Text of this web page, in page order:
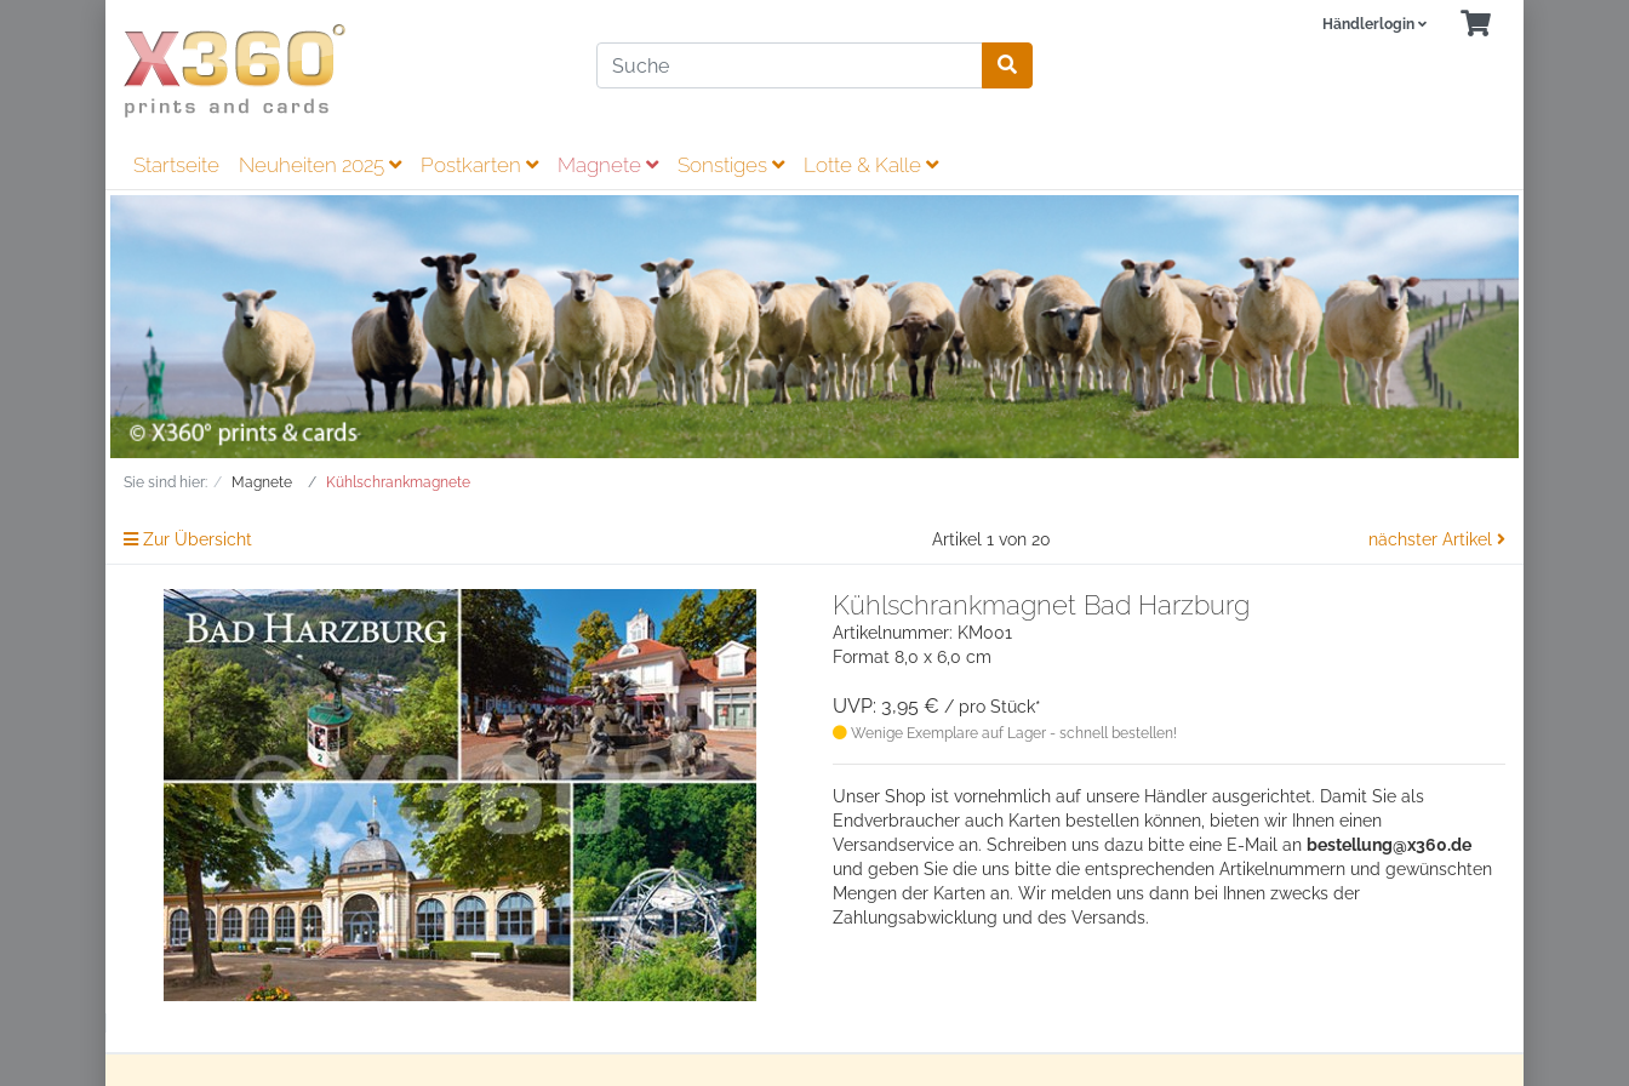
Händlerlogin
Startseite Neuheiten 2025 Postkarten Magnete Sonstiges Lotte & Kalle
Sie sind hier: Magnete Kühlschrankmagnete
Zur Übersicht Artikel 1 von 20 nächster Artikel
Kühlschrankmagnet Bad Harzburg
Artikelnummer: KM001
Format 8,0 x 6,0 cm
UVP: 3,95 € / pro Stück*
Wenige Exemplare auf Lager - schnell bestellen!
Unser Shop ist vornehmlich auf unsere Händler ausgerichtet. Damit Sie als
Endverbraucher auch Karten bestellen können, bieten wir Ihnen einen
Versandservice an. Schreiben uns dazu bitte eine E-Mail an bestellung@x360.de
und geben Sie die uns bitte die entsprechenden Artikelnummern und gewünschten
Mengen der Karten an. Wir melden uns dann bei Ihnen zwecks der
Zahlungsabwicklung und des Versands.